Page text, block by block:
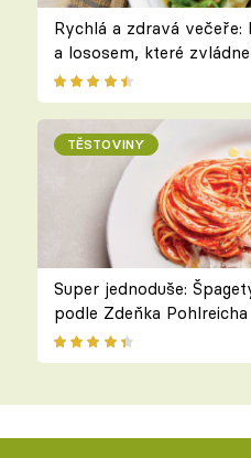
Rychlá a zdravá
a lososem, které
TĚSTOVINY
Super jednoduše:
podle Zdeňka Pohlreicha